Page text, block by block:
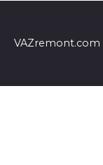
VAZremont.com